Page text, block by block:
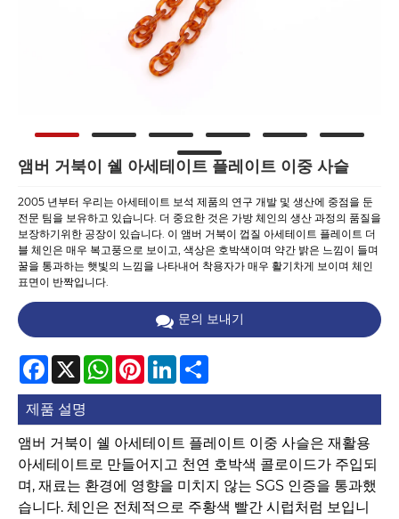
앰버 거북이 쉘 아세테이트 플레이트 이중 사슬
2005 년부터 우리는 아세테이트 보석 제품의 연구 개발 및 생산에 중점을 둔
전문 팀을 보유하고 있습니다. 더 중요한 것은 가방 체인의 생산 과정의 품질을
보장하기위한 공장이 있습니다. 이 앰버 거북이 껍질 아세테이트 플레이트 더
블 체인은 매우 복고풍으로 보이고, 색상은 호박색이며 약간 밝은 느낌이 들며
꿀을 통과하는 햇빛의 느낌을 나타내어 착용자가 매우 활기차게 보이며 체인
표면이 반짝입니다.
문의 보내기
Facebook
X WhatsAppPinterestLinkedIn
제품 설명
앰버 거북이 쉘 아세테이트 플레이트 이중 사슬은 재활용
아세테이트로 만들어지고 천연 호박색 콜로이드가 주입되
며, 재료는 환경에 영향을 미치지 않는 SGS 인증을 통과했
습니다. 체인은 전체적으로 주황색 빨간 시럽처럼 보입니